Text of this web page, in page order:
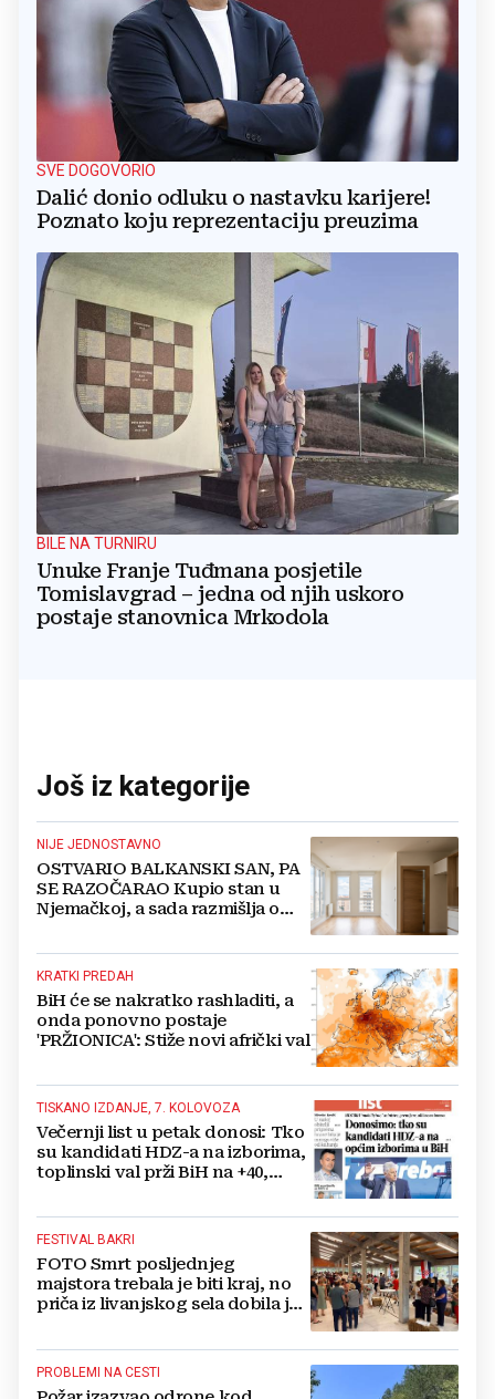
SVE DOGOVORIO
Dalić donio odluku o nastavku karijere!
Poznato koju reprezentaciju preuzima
BILE NA TURNIRU
Unuke Franje Tuđmana posjetile
Tomislavgrad – jedna od njih uskoro
postaje stanovnica Mrkodola
Još iz kategorije
NIJE JEDNOSTAVNO
OSTVARIO BALKANSKI SAN, PA
SE RAZOČARAO Kupio stan u
Njemačkoj, a sada razmišlja o
KRATKI PREDAH
BiH će se nakratko rashladiti, a
onda ponovno postaje
'PRŽIONICA': Stiže novi afrički val
TISKANO IZDANJE, 7. KOLOVOZA
Večernji list u petak donosi: Tko
su kandidati HDZ-a na izborima,
toplinski val prži BiH na +40,
FESTIVAL BAKRI
FOTO Smrt posljednjeg
majstora trebala je biti kraj, no
priča iz livanjskog sela dobila je
PROBLEMI NA CESTI